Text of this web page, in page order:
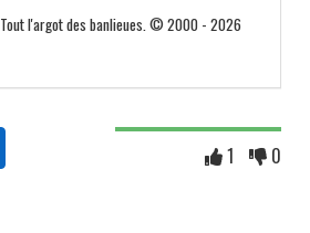
. Tout l'argot des banlieues. © 2000 - 2026
1 0